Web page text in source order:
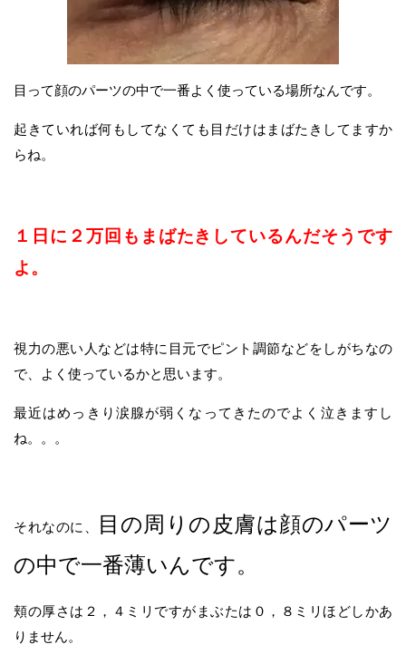
目って顔のパーツの中で一番よく使っている場所なんです。
起きていれば何もしてなくても目だけはまばたきしてますか
らね。
１日に２万回もまばたきしているんだそうです
よ。
視力の悪い人などは特に目元でピント調節などをしがちなの
で、よく使っているかと思います。
最近はめっきり涙腺が弱くなってきたのでよく泣きますし
ね。。。
それなのに、
目の周りの皮膚は顔のパーツ
の中で一番薄いんです。
頬の厚さは２，４ミリですがまぶたは０，８ミリほどしかあ
りません。